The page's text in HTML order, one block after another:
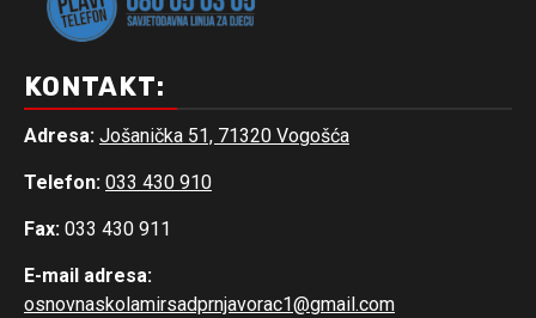
KONTAKT:
Adresa: Jošanička 51, 71320 Vogošća
Telefon: 033 430 910
Fax: 033 430 911
E-mail adresa:
osnovnaskolamirsadprnjavorac1@gmail.com